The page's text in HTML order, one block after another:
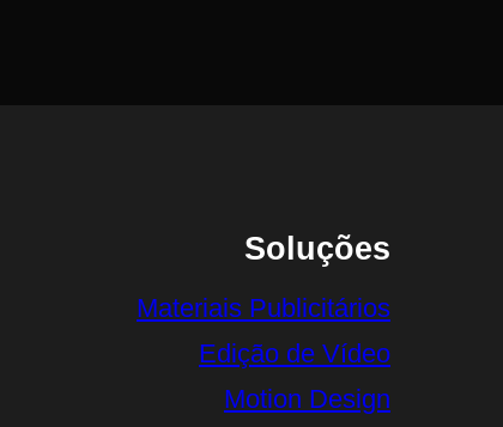
Soluções
Materiais Publicitários
Edição de Vídeo
Motion Design